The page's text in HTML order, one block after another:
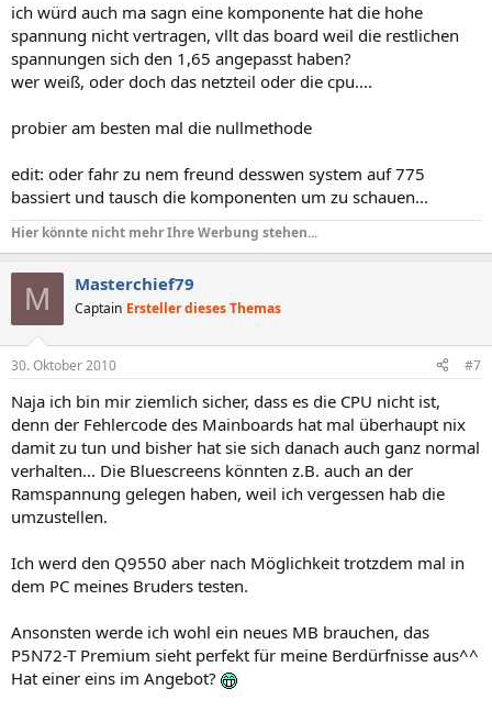
ich würd auch ma sagn eine komponente hat die hohe
spannung nicht vertragen, vllt das board weil die restlichen
spannungen sich den 1,65 angepasst haben?
wer weiß, oder doch das netzteil oder die cpu....
probier am besten mal die nullmethode
edit: oder fahr zu nem freund desswen system auf 775
bassiert und tausch die komponenten um zu schauen...
Hier könnte nicht mehr Ihre Werbung stehen...
M Masterchief79
Captain Ersteller dieses Themas
30. Oktober 2010 #7
Naja ich bin mir ziemlich sicher, dass es die CPU nicht ist,
denn der Fehlercode des Mainboards hat mal überhaupt nix
damit zu tun und bisher hat sie sich danach auch ganz normal
verhalten... Die Bluescreens könnten z.B. auch an der
Ramspannung gelegen haben, weil ich vergessen hab die
umzustellen.
Ich werd den Q9550 aber nach Möglichkeit trotzdem mal in
dem PC meines Bruders testen.
Ansonsten werde ich wohl ein neues MB brauchen, das
P5N72-T Premium sieht perfekt für meine Berdürfnisse aus^^
Hat einer eins im Angebot?